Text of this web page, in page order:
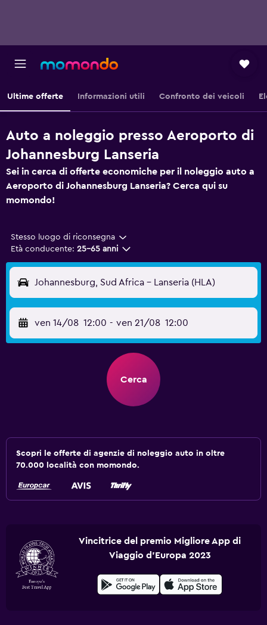
Ultime offerte Informazioni utili Confronto dei veicoli
Auto a noleggio presso Aeroporto di
Johannesburg Lanseria
Sei in cerca di offerte economiche per il noleggio auto a
Aeroporto di Johannesburg Lanseria? Cerca qui su
momondo!
Stesso luogo di riconsegna
Età conducente: 25-65 anni
Johannesburg, Sud Africa - Lanseria (HLA)
ven 14/08 12:00 - ven 21/08 12:00
Cerca
Scopri le offerte di agenzie di noleggio auto in oltre
70.000 località con momondo.
Vincitrice del premio Migliore App di
Viaggio d'Europa 2023